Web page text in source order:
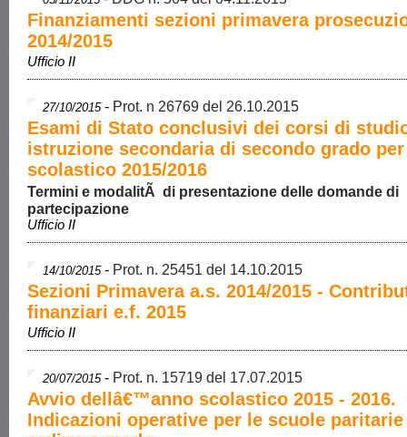
Finanziamenti sezioni primavera
2014/2015
Ufficio II
27/10/2015- Prot. n 26769 del 26.10.2015
Esami di Stato conclusivi dei corsi di
istruzione secondaria di secondo grado
scolastico 2015/2016
Termini e modalitÃ di presentazione delle domande di
partecipazione
Ufficio II
14/10/2015- Prot. n. 25451 del 14.10.2015
Sezioni Primavera a.s. 2014/2015 -
finanziari e.f. 2015
Ufficio II
20/07/2015- Prot. n. 15719 del 17.07.2015
Avvio dellâ€™anno scolastico 2015 - 2016.
Indicazioni operative per le scuole